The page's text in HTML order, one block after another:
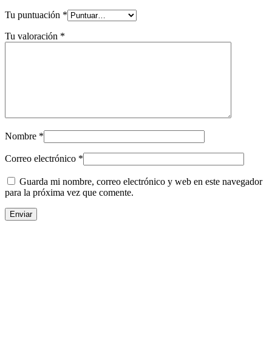
Tu puntuación *
Tu valoración *
Nombre *
Correo electrónico *
Guarda mi nombre, correo electrónico y web en este navegador
para la próxima vez que comente.